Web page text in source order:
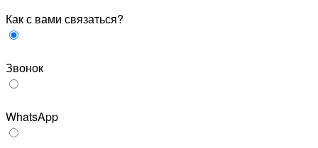
Как с вами связаться?
Звонок
WhatsApp